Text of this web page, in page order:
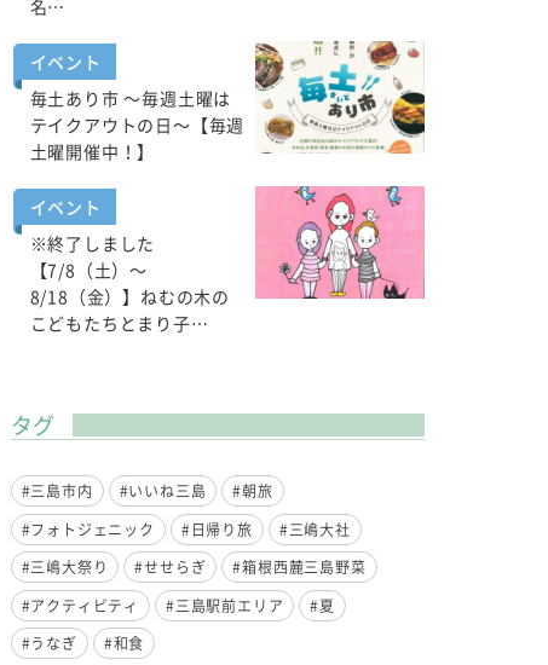
名…
イベント
毎土あり市 ～毎週土曜は
テイクアウトの日～【毎週
土曜開催中！】
イベント
※終了しました
【7/8（土）～
8/18（金）】ねむの木の
こどもたちとまり子…
タグ
#三島市内 #いいね三島
#朝旅
#フォトジェニック
#日帰り旅
#三嶋大社
#三嶋大祭り
#せせらぎ
#箱根西麓三島野菜
#アクティビティ
#三島駅前エリア
#夏
#うなぎ
#和食